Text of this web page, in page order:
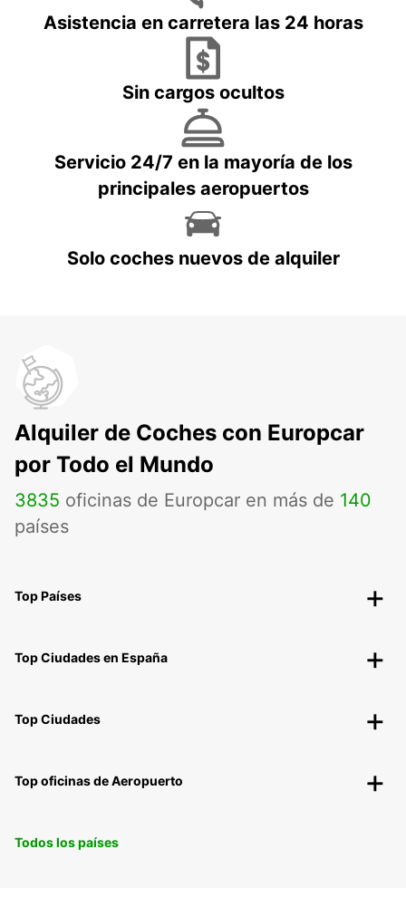
Asistencia en carretera las 24 horas
Sin cargos ocultos
Servicio 24/7 en la mayoría de los
principales aeropuertos
Solo coches nuevos de alquiler
Alquiler de Coches con Europcar
por Todo el Mundo
3835 oficinas de Europcar en más de 140
países
Top Países
Top Ciudades en España
Top Ciudades
Top oficinas de Aeropuerto
Todos los países